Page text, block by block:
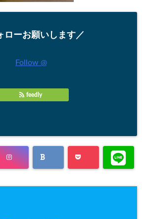
ローお願いします／
Follow @
feedly